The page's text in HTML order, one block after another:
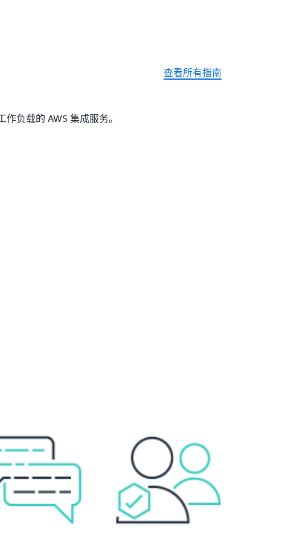
查看所有指南
负载的 AWS 集成服务。